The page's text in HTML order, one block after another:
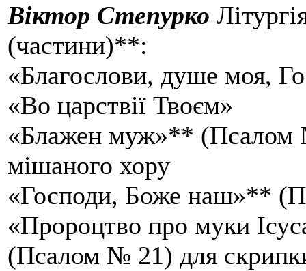
Віктор Степурко
(частини)**:
«Благослови, душе моя,
«Во царствії Твоєм»
«Блажен муж»** (Псалом
мішаного хору
«Господи, Боже наш»**
«Пророцтво про муки
(Псалом № 21) для